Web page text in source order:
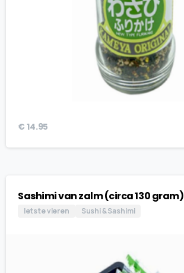
€ 14.95
Sashimi van zalm (circa 130 gram)
Iets te vieren Sushi & Sashimi